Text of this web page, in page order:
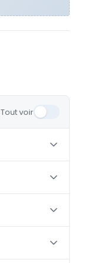
Tout voir